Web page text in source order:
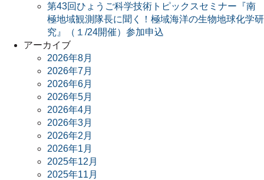
第43回ひょうご科学技術トピックスセミナー『南
極地域観測隊長に聞く！極域海洋の生物地球化学研
究』（１/24開催）参加申込
アーカイブ
2026年8月
2026年7月
2026年6月
2026年5月
2026年4月
2026年3月
2026年2月
2026年1月
2025年12月
2025年11月